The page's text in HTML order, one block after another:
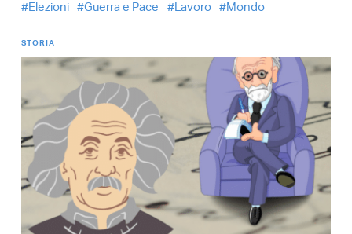
Elezioni
Guerra e Pace Lavoro Mondo
STORIA